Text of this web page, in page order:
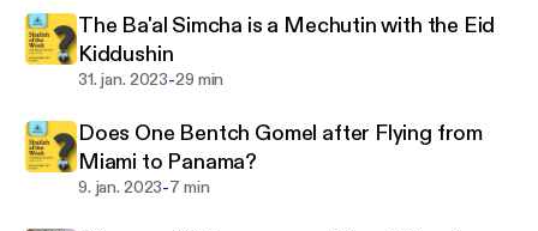
The Ba'al Simcha is a Mechutin with the Eid
Kiddushin
31. jan. 2023-29 min
Does One Bentch Gomel after Flying from
Miami to Panama?
9. jan. 2023-7 min